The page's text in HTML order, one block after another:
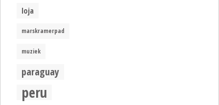
loja
marskramerpad
muziek
paraguay
peru